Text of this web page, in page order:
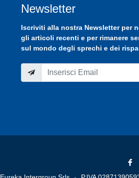
Newsletter
Iscriviti alla nostra Newsletterper
gli articoli recenti e per rimanere
sul mondo degli sprechi e dei